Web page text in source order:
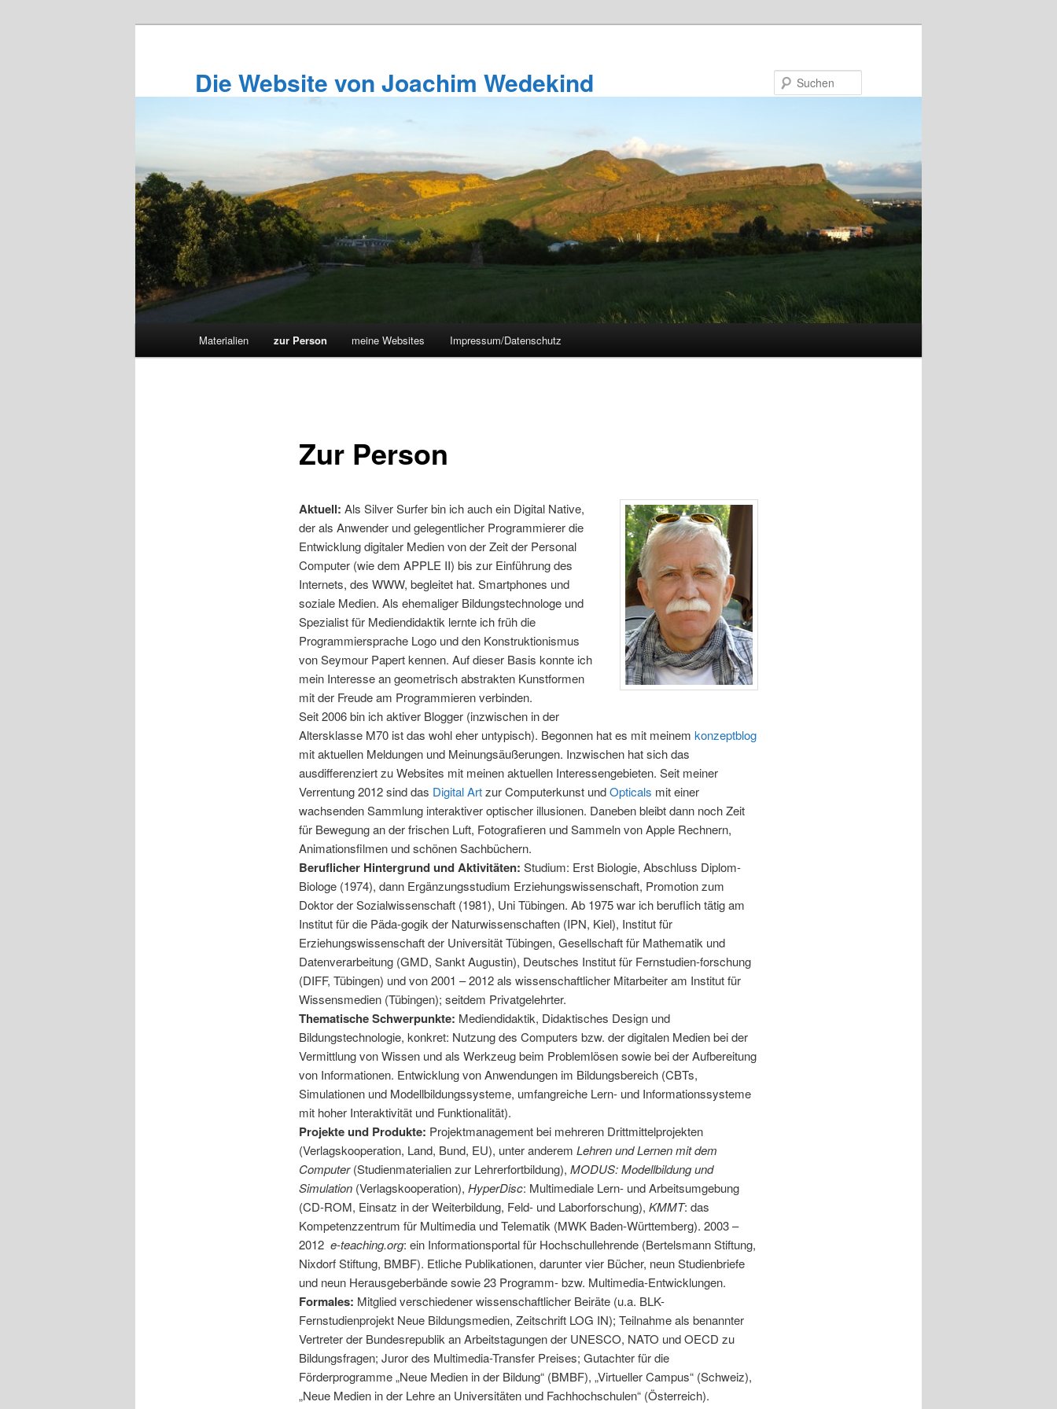
Die Website von Joachim Wedekind
Materialien zur Person meine Websites Impressum/Datenschutz
Zur Person
Aktuell: Als Silver Surfer bin ich auch ein Digital Native,
der als Anwender und gelegentlicher Programmierer die
Entwicklung digitaler Medien von der Zeit der Personal
Computer (wie dem APPLE II) bis zur Einführung des
Internets, des WWW, begleitet hat. Smartphones und
soziale Medien. Als ehemaliger Bildungstechnologe und
Spezialist für Mediendidaktik lernte ich früh die
Programmiersprache Logo und den Konstruktionismus
von Seymour Papert kennen. Auf dieser Basis konnte ich
mein Interesse an geometrisch abstrakten Kunstformen
mit der Freude am Programmieren verbinden.
Seit2006 bin ich aktiver Blogger (inzwischen in der
Altersklasse M70 ist das wohl eher untypisch). Begonnen hat es mit meinem konzeptblog
mit aktuellen Meldungen und Meinungsäußerungen. Inzwischen hat sich das
ausdifferenziert zu Websites mit meinen aktuellen Interessengebieten. Seit meiner
Verrentung 2012 sind das Digital Artzur Computerkunst undOpticals mit einer
wachsenden Sammlung interaktiver optischer illusionen. Daneben bleibt dann noch Zeit
für Bewegung an der frischen Luft, Fotografieren und Sammeln von Apple Rechnern,
Animationsfilmen und schönen Sachbüchern.
Beruflicher Hintergrund und Aktivitäten: Studium: Erst Biologie, Abschluss Diplom-
Biologe (1974), dann Ergänzungsstudium Erziehungswissenschaft, Promotion zum
Doktor der Sozialwissenschaft (1981), Uni Tübingen. Ab 1975 war ich beruflich tätig am
Institut für die Päda-gogik der Naturwissenschaften (IPN, Kiel), Institut für
Erziehungswissenschaft der Universität Tübingen, Gesellschaft für Mathematik und
Datenverarbeitung (GMD, Sankt Augustin), Deutsches Institut für Fernstudien-forschung
(DIFF, Tübingen) und von 2001 – 2012 als wissenschaftlicher Mitarbeiter am Institut für
Wissensmedien (Tübingen); seitdem Privatgelehrter.
Thematische Schwerpunkte: Mediendidaktik, Didaktisches Design und
Bildungstechnologie, konkret: Nutzung des Computers bzw. der digitalen Medien bei der
Vermittlung von Wissen und als Werkzeug beim Problemlösen sowie bei der Aufbereitung
von Informationen. Entwicklung von Anwendungen im Bildungsbereich (CBTs,
Simulationen und Modellbildungssysteme, umfangreiche Lern- und Informationssysteme
mit hoher Interaktivität und Funktionalität).
Projekte und Produkte: Projektmanagement bei mehreren Drittmittelprojekten
(Verlagskooperation, Land, Bund, EU), unter anderem Lehren und Lernen mit dem
Computer(Studienmaterialien zur Lehrerfortbildung), MODUS: Modellbildung und
Simulation(Verlagskooperation), HyperDisc: Multimediale Lern- und Arbeitsumgebung
(CD-ROM, Einsatz in der Weiterbildung, Feld- und Laborforschung), KMMT: das
Kompetenzzentrum für Multimedia und Telematik (MWK Baden-Württemberg). 2003 –
2012 e-teaching.org: ein Informationsportal für Hochschullehrende (Bertelsmann Stiftung,
Nixdorf Stiftung, BMBF). Etliche Publikationen, darunter vier Bücher, neun Studienbriefe
und neun Herausgeberbände sowie 23 Programm- bzw. Multimedia-Entwicklungen.
Formales: Mitglied verschiedener wissenschaftlicher Beiräte (u.a. BLK-
Fernstudienprojekt Neue Bildungsmedien, Zeitschrift LOG IN); Teilnahme als benannter
Vertreter der Bundesrepublik an Arbeitstagungen der UNESCO, NATO und OECD zu
Bildungsfragen; Juror des Multimedia-Transfer Preises; Gutachter für die
Förderprogramme „Neue Medien in der Bildung“ (BMBF), „Virtueller Campus“ (Schweiz),
„Neue Medien in der Lehre an Universitäten und Fachhochschulen“ (Österreich).